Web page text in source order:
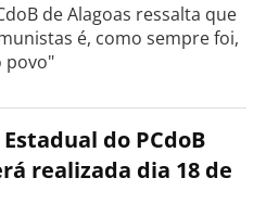
de Alagoas ressalta que
é, como sempre foi,
povo"
do PCdoB
realizada dia 18 de